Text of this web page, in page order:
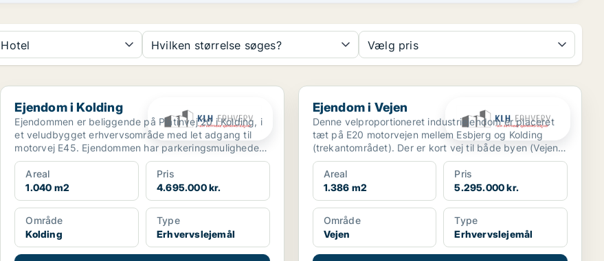
Hotel Hvilken størrelse søges? Vælg pris
Ejendom i Kolding
Ejendom i Kolding
Ejendommen er beliggende på Platinvej 20 i Kolding, i
et veludbygget erhvervsområde med let adgang til
motorvej E45. Ejendommen har parkeringsmuligheder
...
Areal
1.040 m2
Pris
4.695.000 kr.
Område
Kolding
Type
Erhvervslejemål
Ejendom i Vejen
Ejendom i Vejen
Denne velproportioneret industriejendom er placeret
tæt på E20 motorvejen mellem Esbjerg og Kolding
(trekantområdet). Der er kort vej til både byen (Vejen)
o...
Areal
1.386 m2
Pris
5.295.000 kr.
Område
Vejen
Type
Erhvervslejemål